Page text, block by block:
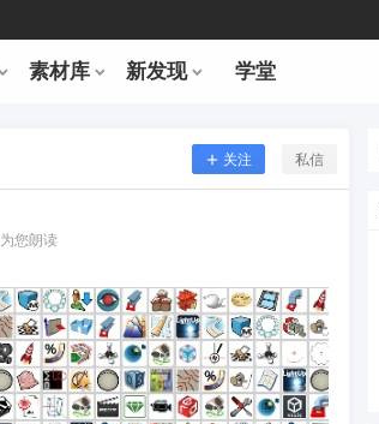
素材库 新发现 学堂
关注 私信
为您朗读